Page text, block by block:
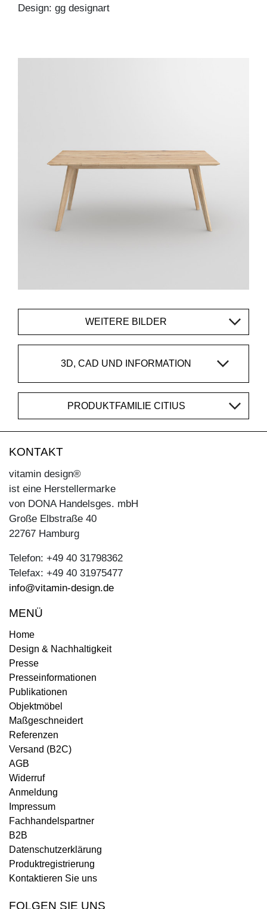
Design: gg designart
WEITERE BILDER
3D, CAD UND INFORMATION
PRODUKTFAMILIE CITIUS
KONTAKT
vitamin design®
ist eine Herstellermarke
von DONA Handelsges. mbH
Große Elbstraße 40
22767 Hamburg
Telefon: +49 40 31798362
Telefax: +49 40 31975477
info@vitamin-design.de
MENÜ
Home
Design & Nachhaltigkeit
Presse
Presseinformationen
Publikationen
Objektmöbel
Maßgeschneidert
Referenzen
Versand (B2C)
AGB
Widerruf
Anmeldung
Impressum
Fachhandelspartner
B2B
Datenschutzerklärung
Produktregistrierung
Kontaktieren Sie uns
FOLGEN SIE UNS